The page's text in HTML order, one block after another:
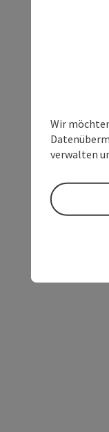
Wir
verwalten